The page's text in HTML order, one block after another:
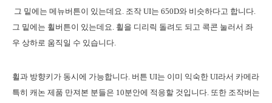
그 밑에는 메뉴버튼이 있는데요. 조작 UI는 650D와 비슷하다고 합니다.
그 밑에는 휠버튼이 있는데요. 휠을 디리릭 돌려도 되고 콕콘 눌러서 좌
우 상하로 움직일 수 있습니다.
휠과 방향키가 동시에 가능합니다. 버튼 UI는 이미 익숙한 UI라서 카메라
특히 캐논 제품 만져본 분들은 10분안에 적응할 것입니다. 또한 조작버는